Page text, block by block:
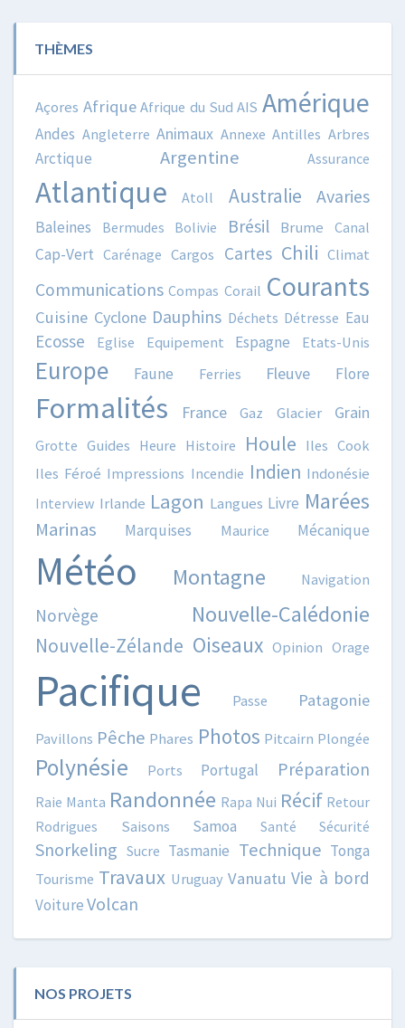
THÈMES
Açores Afrique Afrique du Sud AIS Amérique
Andes Angleterre Animaux Annexe Antilles Arbres
Arctique Argentine Assurance
Atlantique Atoll Australie Avaries
Baleines Bermudes Bolivie Brésil Brume Canal
Cap-Vert Carénage Cargos Cartes Chili Climat
Communications Compas Corail Courants
Cuisine Cyclone Dauphins Déchets Détresse Eau
Ecosse Eglise Equipement Espagne Etats-Unis
Europe Faune Ferries Fleuve Flore
Formalités France Gaz Glacier Grain
Grotte Guides Heure Histoire Houle Iles Cook
Iles Féroé Impressions Incendie Indien Indonésie
Interview Irlande Lagon Langues Livre Marées
Marinas Marquises Maurice Mécanique
Météo Montagne Navigation
Norvège Nouvelle-Calédonie
Nouvelle-Zélande Oiseaux Opinion Orage
Pacifique Passe Patagonie
Pavillons Pêche Phares Photos Pitcairn Plongée
Polynésie Ports Portugal Préparation
Raie Manta Randonnée Rapa Nui Récif Retour
Rodrigues
Saisons Samoa Santé Sécurité
Snorkeling Sucre Tasmanie Technique Tonga
Tourisme Travaux Uruguay Vanuatu Vie à bord
VoitureVolcan
NOS PROJETS